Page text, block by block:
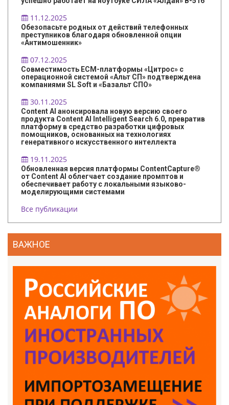
11.12.2025
Обезопасьте родных от действий телефонных
преступников благодаря обновленной опции
«Антимошенник»
07.12.2025
Совместимость ECM-платформы «Цитрос» с
операционной системой «Альт СП» подтверждена
компаниями SL Soft и «Базальт СПО»
30.11.2025
Content AI анонсировала новую версию своего
продукта Content AI Intelligent Search 6.0, превратив
платформу в средство разработки цифровых
помощников, основанных на технологиях
генеративного искусственного интеллекта
19.11.2025
Обновленная версия платформы ContentCapture®
от Content AI облегчает создание промптов и
обеспечивает работу с локальными языково-
моделирующими системами
Все публикации
ВАЖНОЕ